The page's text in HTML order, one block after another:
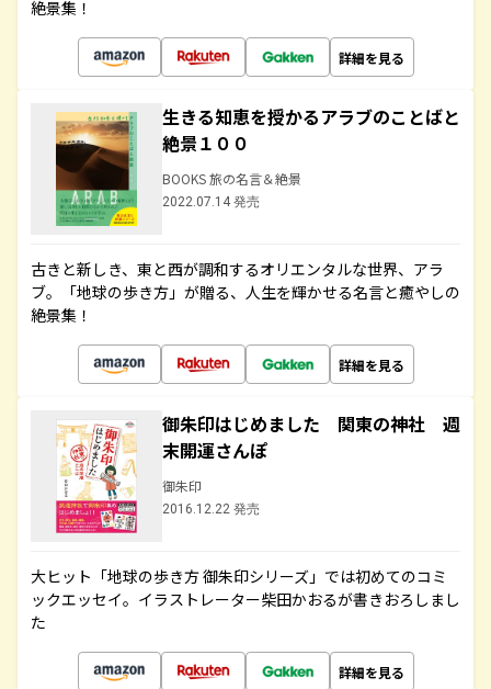
絶景集！
詳細を見る
生きる知恵を授かるアラブのことばと
絶景１００
BOOKS 旅の名言＆絶景
2022.07.14 発売
古きと新しき、東と西が調和するオリエンタルな世界、アラ
ブ。「地球の歩き方」が贈る、人生を輝かせる名言と癒やしの
絶景集！
詳細を見る
御朱印はじめました 関東の神社 週
末開運さんぽ
御朱印
2016.12.22 発売
大ヒット「地球の歩き方 御朱印シリーズ」では初めてのコミ
ックエッセイ。イラストレーター柴田かおるが書きおろしまし
た
詳細を見る